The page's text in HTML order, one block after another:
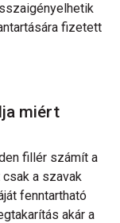
fizetett
miért
fillér számít a
a szavak
fenntartható
akár a